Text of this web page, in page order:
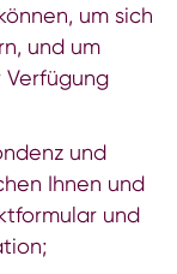
um sich
und um
Verfügung
und
Ihnen und
und